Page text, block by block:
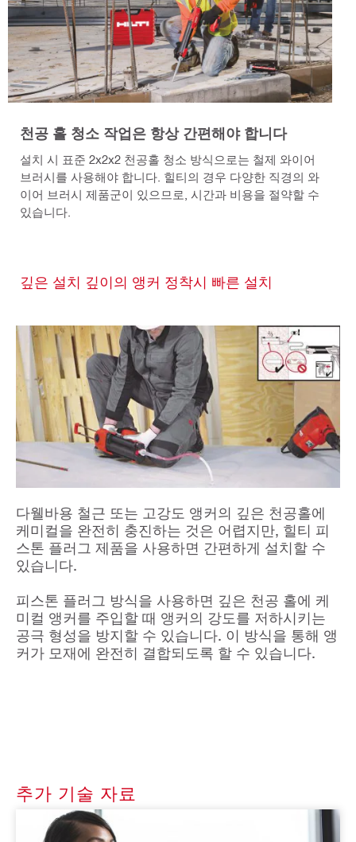
천공 홀 청소 작업은 항상 간편해야 합니다
설치 시 표준 2x2x2 천공홀 청소 방식으로는 철제 와이어
브러시를 사용해야 합니다. 힐티의 경우 다양한 직경의 와
이어 브러시 제품군이 있으므로, 시간과 비용을 절약할 수
있습니다.
깊은 설치 깊이의 앵커 정착시 빠른 설치
다웰바용 철근 또는 고강도 앵커의 깊은 천공홀에
케미컬을 완전히 충진하는 것은 어렵지만, 힐티 피
스톤 플러그 제품을 사용하면 간편하게 설치할 수
있습니다.
피스톤 플러그 방식을 사용하면 깊은 천공 홀에 케
미컬 앵커를 주입할 때 앵커의 강도를 저하시키는
공극 형성을 방지할 수 있습니다. 이 방식을 통해 앵
커가 모재에 완전히 결합되도록 할 수 있습니다.
추가 기술 자료